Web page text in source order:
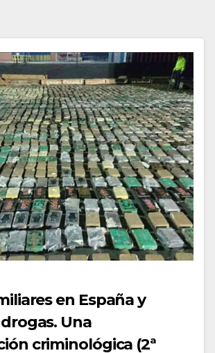
en España y
Una
criminológica (2ª